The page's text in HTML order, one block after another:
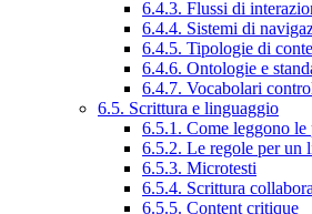
6.4.3. Flussi di
6.4.4. Sistemi di
6.4.5. Tipologie di
6.4.6. Ontologie e
6.4.7. Vocabolari
6.5. Scrittura e linguaggio
6.5.1. Come leggono le
6.5.2. Le regole per un
6.5.3. Microtesti
6.5.4. Scrittura
6.5.5. Content critique